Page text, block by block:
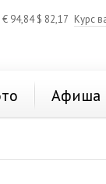
€ 94,84$ 82,17 Курс
Афиша